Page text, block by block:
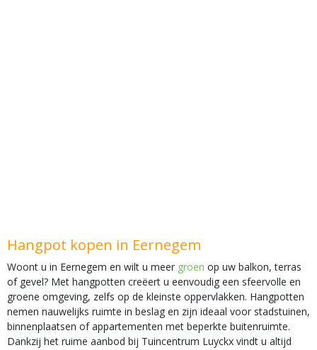
Hangpot kopen in Eernegem
Woont u in Eernegem en wilt u meer groen op uw balkon, terras
of gevel? Met hangpotten creëert u eenvoudig een sfeervolle en
groene omgeving, zelfs op de kleinste oppervlakken. Hangpotten
nemen nauwelijks ruimte in beslag en zijn ideaal voor stadstuinen,
binnenplaatsen of appartementen met beperkte buitenruimte.
Dankzij het ruime aanbod bij Tuincentrum Luyckx vindt u altijd